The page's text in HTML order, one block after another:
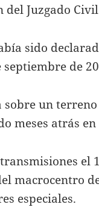
Juzgado
sido
de
un
meses atrás
el
macrocentro
especiales.